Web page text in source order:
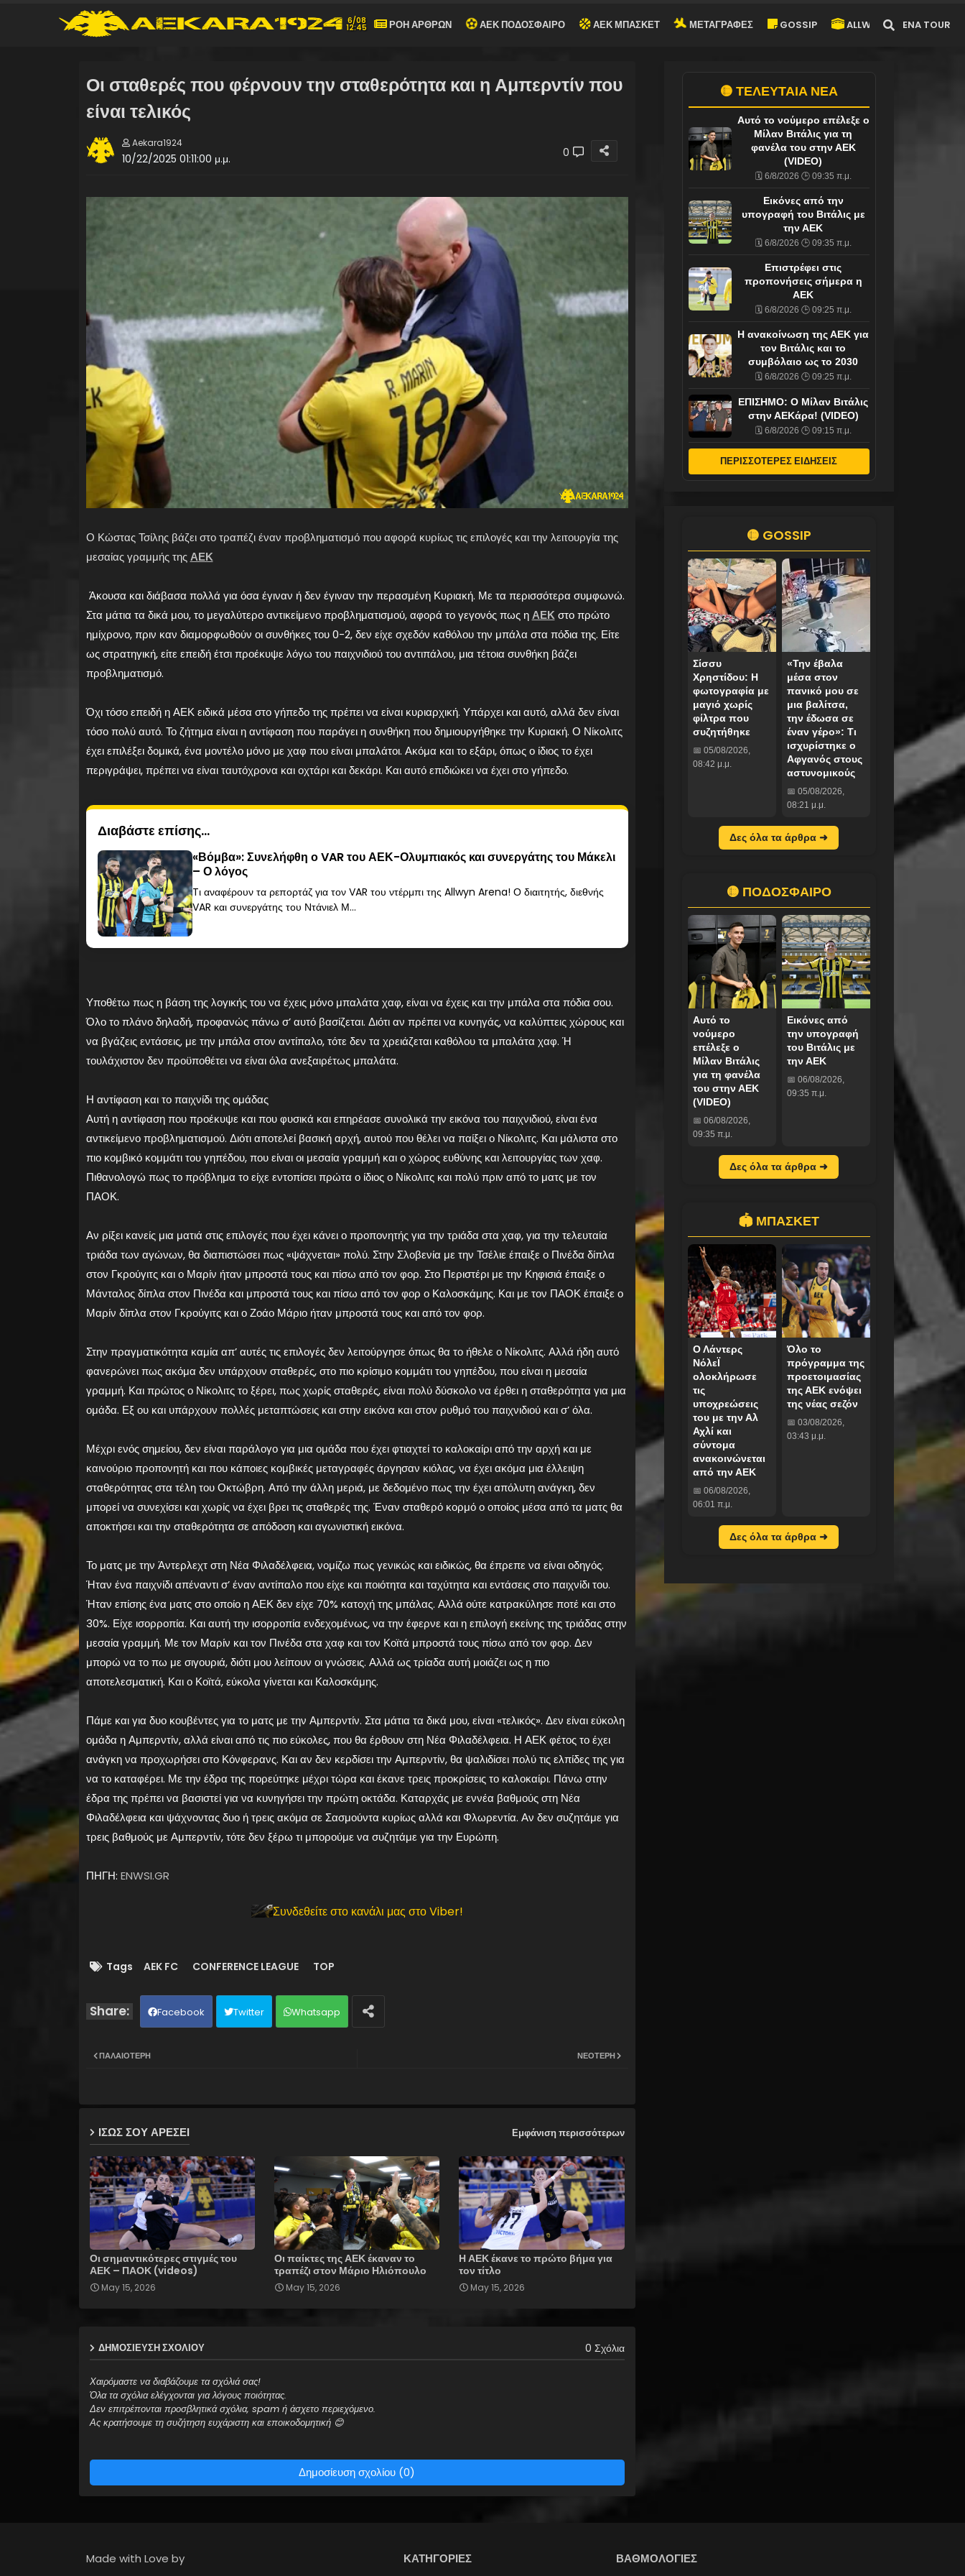
6/08
12:45 ΡΟΗ ΑΡΘΡΩΝ ΑΕΚ ΠΟΔΟΣΦΑΙΡΟ ΑΕΚ ΜΠΑΣΚΕΤ ΜΕΤΑΓΡΑΦΕΣ GOSSIP ALLWYN-ARENA TOUR
Οι σταθερές που φέρνουν την σταθερότητα και η Αμπερντίν που
είναι τελικός
Aekara1924
10/22/2025 01:11:00 μ.μ. 0
Ο Κώστας Τσίλης βάζει στο τραπέζι έναν προβληματισμό που αφορά κυρίως τις επιλογές και την λειτουργία της
μεσαίας γραμμής τηςΑΕΚ
Άκουσα και διάβασα πολλά για όσα έγιναν ή δεν έγιναν την περασμένη Κυριακή. Με τα περισσότερα συμφωνώ.
Στα μάτια τα δικά μου, το μεγαλύτερο αντικείμενο προβληματισμού, αφορά το γεγονός πως ηΑΕΚστο πρώτο
ημίχρονο, πριν καν διαμορφωθούν οι συνθήκες του 0-2, δεν είχε σχεδόν καθόλου την μπάλα στα πόδια της. Είτε
ως στρατηγική, είτε επειδή έτσι προέκυψε λόγω του παιχνιδιού του αντιπάλου, μια τέτοια συνθήκη βάζει
προβληματισμό.
Όχι τόσο επειδή η ΑΕΚ ειδικά μέσα στο γήπεδο της πρέπει να είναι κυριαρχική. Υπάρχει και αυτό, αλλά δεν είναι
τόσο πολύ αυτό. Το ζήτημα είναι η αντίφαση που παράγει η συνθήκη που δημιουργήθηκε την Κυριακή. Ο Νίκολιτς
έχει επιλέξει δομικά, ένα μοντέλο μόνο με χαφ που είναι μπαλάτοι. Ακόμα και το εξάρι, όπως ο ίδιος το έχει
περιγράψει, πρέπει να είναι ταυτόχρονα και οχτάρι και δεκάρι. Και αυτό επιδιώκει να έχει στο γήπεδο.
Διαβάστε επίσης...
«Βόμβα»: Συνελήφθη ο VAR του ΑΕΚ-Ολυμπιακός και συνεργάτης του Μάκελι
– Ο λόγος
Tι αναφέρουν τα ρεπορτάζ για τον VAR του ντέρμπι της Allwyn Arena! Ο διαιτητής, διεθνής
VAR και συνεργάτης του Ντάνιελ Μ...
Υποθέτω πως η βάση της λογικής του να έχεις μόνο μπαλάτα χαφ, είναι να έχεις και την μπάλα στα πόδια σου.
Όλο το πλάνο δηλαδή, προφανώς πάνω σ’ αυτό βασίζεται. Διότι αν πρέπει να κυνηγάς, να καλύπτεις χώρους και
να βγάζεις εντάσεις, με την μπάλα στον αντίπαλο, τότε δεν τα χρειάζεται καθόλου τα μπαλάτα χαφ. Ή
τουλάχιστον δεν προϋποθέτει να είναι όλα ανεξαιρέτως μπαλάτα.
Η αντίφαση και το παιχνίδι της ομάδας
Αυτή η αντίφαση που προέκυψε και που φυσικά και επηρέασε συνολικά την εικόνα του παιχνιδιού, είναι ένα
αντικείμενο προβληματισμού. Διότι αποτελεί βασική αρχή, αυτού που θέλει να παίξει ο Νίκολιτς. Και μάλιστα στο
πιο κομβικό κομμάτι του γηπέδου, που είναι οι μεσαία γραμμή και ο χώρος ευθύνης και λειτουργίας των χαφ.
Πιθανολογώ πως το πρόβλημα το είχε εντοπίσει πρώτα ο ίδιος ο Νίκολιτς και πολύ πριν από το ματς με τον
ΠΑΟΚ.
Αν ρίξει κανείς μια ματιά στις επιλογές που έχει κάνει ο προπονητής για την τριάδα στα χαφ, για την τελευταία
τριάδα των αγώνων, θα διαπιστώσει πως «ψάχνεται» πολύ. Στην Σλοβενία με την Τσέλιε έπαιξε ο Πινέδα δίπλα
στον Γκρούγιτς και ο Μαρίν ήταν μπροστά τους και πίσω από τον φορ. Στο Περιστέρι με την Κηφισιά έπαιξε ο
Μάνταλος δίπλα στον Πινέδα και μπροστά τους και πίσω από τον φορ ο Καλοσκάμης. Και με τον ΠΑΟΚ έπαιξε ο
Μαρίν δίπλα στον Γκρούγιτς και ο Ζοάο Μάριο ήταν μπροστά τους και από τον φορ.
Στην πραγματικότητα καμία απ’ αυτές τις επιλογές δεν λειτούργησε όπως θα το ήθελε ο Νίκολιτς. Αλλά ήδη αυτό
φανερώνει πως ακόμα δεν υπάρχουν σταθερές, στο πιο κρίσιμο κομμάτι του γηπέδου, που είναι η μεσαία
γραμμή. Και πρώτος ο Νίκολιτς το ξέρει, πως χωρίς σταθερές, είναι πολύ δύσκολο να έρθει η σταθερότητα για μια
ομάδα. Εξ ου και υπάρχουν πολλές μεταπτώσεις και στην εικόνα και στον ρυθμό του παιχνιδιού και σ’ όλα.
Μέχρι ενός σημείου, δεν είναι παράλογο για μια ομάδα που έχει φτιαχτεί το καλοκαίρι από την αρχή και με
καινούριο προπονητή και που κάποιες κομβικές μεταγραφές άργησαν κιόλας, να έχει ακόμα μια έλλειψη
σταθερότητας στα τέλη του Οκτώβρη. Από την άλλη μεριά, με δεδομένο πως την έχει απόλυτη ανάγκη, δεν
μπορεί να συνεχίσει και χωρίς να έχει βρει τις σταθερές της. Έναν σταθερό κορμό ο οποίος μέσα από τα ματς θα
αποκτήσει και την σταθερότητα σε απόδοση και αγωνιστική εικόνα.
Το ματς με την Άντερλεχτ στη Νέα Φιλαδέλφεια, νομίζω πως γενικώς και ειδικώς, θα έπρεπε να είναι οδηγός.
Ήταν ένα παιχνίδι απέναντι σ’ έναν αντίπαλο που είχε και ποιότητα και ταχύτητα και εντάσεις στο παιχνίδι του.
Ήταν επίσης ένα ματς στο οποίο η ΑΕΚ δεν είχε 70% κατοχή της μπάλας. Αλλά ούτε κατρακύλησε ποτέ και στο
30%. Είχε ισορροπία. Και αυτή την ισορροπία ενδεχομένως, να την έφερνε και η επιλογή εκείνης της τριάδας στην
μεσαία γραμμή. Με τον Μαρίν και τον Πινέδα στα χαφ και τον Κοϊτά μπροστά τους πίσω από τον φορ. Δεν
μπορώ να το πω με σιγουριά, διότι μου λείπουν οι γνώσεις. Αλλά ως τρίαδα αυτή μοιάζει ως η πιο
αποτελεσματική. Και ο Κοϊτά, εύκολα γίνεται και Καλοσκάμης.
Πάμε και για δυο κουβέντες για το ματς με την Αμπερντίν. Στα μάτια τα δικά μου, είναι «τελικός». Δεν είναι εύκολη
ομάδα η Αμπερντίν, αλλά είναι από τις πιο εύκολες, που θα έρθουν στη Νέα Φιλαδέλφεια. Η ΑΕΚ φέτος το έχει
ανάγκη να προχωρήσει στο Κόνφερανς. Και αν δεν κερδίσει την Αμπερντίν, θα ψαλιδίσει πολύ τις ελπίδες της για
να το καταφέρει. Με την έδρα της πορεύτηκε μέχρι τώρα και έκανε τρεις προκρίσεις το καλοκαίρι. Πάνω στην
έδρα της πρέπει να βασιστεί για να κυνηγήσει την πρώτη οκτάδα. Καταρχάς με εννέα βαθμούς στη Νέα
Φιλαδέλφεια και ψάχνοντας δυο ή τρεις ακόμα σε Σασμούντα κυρίως αλλά και Φλωρεντία. Αν δεν συζητάμε για
τρεις βαθμούς με Αμπερντίν, τότε δεν ξέρω τι μπορούμε να συζητάμε για την Ευρώπη.
ΠΗΓΗ: ENWSI.GR
Συνδεθείτε στο κανάλι μας στο Viber!
Tags AEK FC CONFERENCE LEAGUE TOP
Facebook Twitter Whatsapp
ΝΕΌΤΕΡΗ
ΠΑΛΑΙΌΤΕΡΗ
ΙΣΩΣ ΣΟΥ ΑΡΕΣΕΙ Εμφάνιση περισσότερων
Οι σημαντικότερες στιγμές του
ΑΕΚ – ΠΑΟΚ (videos)
May 15, 2026
Οι παίκτες της ΑΕΚ έκαναν το
τραπέζι στον Μάριο Ηλιόπουλο
May 15, 2026
Η ΑΕΚ έκανε το πρώτο βήμα για
τον τίτλο
May 15, 2026
ΔΗΜΟΣΊΕΥΣΗ ΣΧΟΛΊΟΥ 0 Σχόλια
Χαιρόμαστε να διαβάζουμε τα σχόλιά σας!
Όλα τα σχόλια ελέγχονται για λόγους ποιότητας.
Δεν επιτρέπονται προσβλητικά σχόλια, spam ή άσχετο περιεχόμενο.
Ας κρατήσουμε τη συζήτηση ευχάριστη και εποικοδομητική 😊
Δημοσίευση σχολίου (0)
🟡 ΤΕΛΕΥΤΑΙΑ ΝΕΑ
Αυτό το νούμερο επέλεξε ο
Μίλαν Βιτάλις για τη
φανέλα του στην ΑΕΚ
(VIDEO)
🗓️ 6/8/2026 🕒 09:35 π.μ.
Εικόνες από την
υπογραφή του Βιτάλις με
την ΑΕΚ
🗓️ 6/8/2026 🕒 09:35 π.μ.
Επιστρέφει στις
προπονήσεις σήμερα η
ΑΕΚ
🗓️ 6/8/2026 🕒 09:25 π.μ.
Η ανακοίνωση της ΑΕΚ για
τον Βιτάλις και το
συμβόλαιο ως το 2030
🗓️ 6/8/2026 🕒 09:25 π.μ.
ΕΠΙΣΗΜΟ: Ο Μίλαν Βιτάλις
στην ΑΕΚάρα! (VIDEO)
🗓️ 6/8/2026 🕒 09:15 π.μ.
ΠΕΡΙΣΣΟΤΕΡΕΣ ΕΙΔΗΣΕΙΣ
🟡 GOSSIP
Σίσσυ
Χρηστίδου: Η
φωτογραφία με
μαγιό χωρίς
φίλτρα που
συζητήθηκε
📅 05/08/2026,
08:42 μ.μ.
«Την έβαλα
μέσα στον
πανικό μου σε
μια βαλίτσα,
την έδωσα σε
έναν γέρο»: Τι
ισχυρίστηκε ο
Αφγανός στους
αστυνομικούς
📅 05/08/2026,
08:21 μ.μ.
Δες όλα τα άρθρα ➜
🟡 ΠΟΔΟΣΦΑΙΡΟ
Αυτό το
νούμερο
επέλεξε ο
Μίλαν Βιτάλις
για τη φανέλα
του στην ΑΕΚ
(VIDEO)
📅 06/08/2026,
09:35 π.μ.
Εικόνες από
την υπογραφή
του Βιτάλις με
την ΑΕΚ
📅 06/08/2026,
09:35 π.μ.
Δες όλα τα άρθρα ➜
🏟️ ΜΠΑΣΚΕΤ
Ο Λάντερς
ΝόλεΪ
ολοκλήρωσε
τις
υποχρεώσεις
του με την Αλ
Αχλί και
σύντομα
ανακοινώνεται
από την ΑΕΚ
📅 06/08/2026,
06:01 π.μ.
Όλο το
πρόγραμμα της
προετοιμασίας
της ΑΕΚ ενόψει
της νέας σεζόν
📅 03/08/2026,
03:43 μ.μ.
Δες όλα τα άρθρα ➜
Made with Love by ΚΑΤΗΓΟΡΙΕΣ ΒΑΘΜΟΛΟΓΙΕΣ